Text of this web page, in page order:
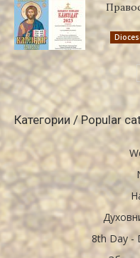
Категории / Popular
8th Day -